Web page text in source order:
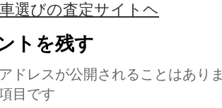
選びの査定サイトヘ
トを残す
ドレスが公開されることはあり
目です